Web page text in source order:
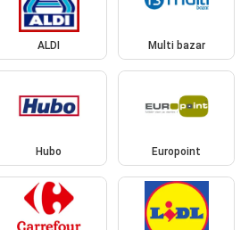
ALDI Multi bazar
Hubo Europoint